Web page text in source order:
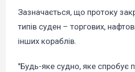
Зазначається, що протоку
типів суден – торгових,
інших кораблів.
"Будь-яке судно, яке спробує